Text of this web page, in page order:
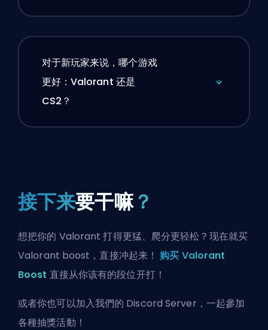
对于新玩家来说，哪个游戏
更好：Valorant 还是
CS2？
接下来要干嘛？
想把你的 Valorant 打得更猛、爬分更轻松？现在就买
Valorant boost，直接冲起来！购买 Valorant
Boost 直接从你该有的段位开打！
或者你也可以加入我們的 Discord Server ，一起參加
各種抽獎活動！